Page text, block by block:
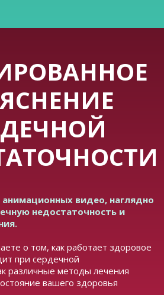
видео, наглядно
недостаточность и
о том, как работает здоровое
при сердечной
различные методы лечения
вашего здоровья